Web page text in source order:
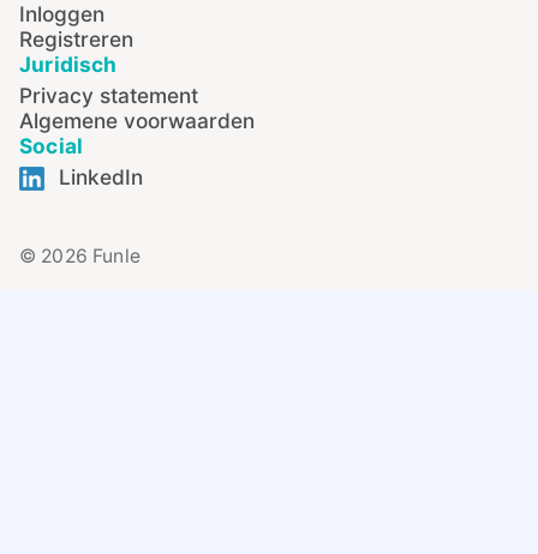
Inloggen
Registreren
Juridisch
Privacy statement
Algemene voorwaarden
Social
LinkedIn
© 2026 Funle